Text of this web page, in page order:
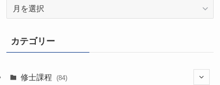
イ
ブ
カテゴリー
修士課程 (84)